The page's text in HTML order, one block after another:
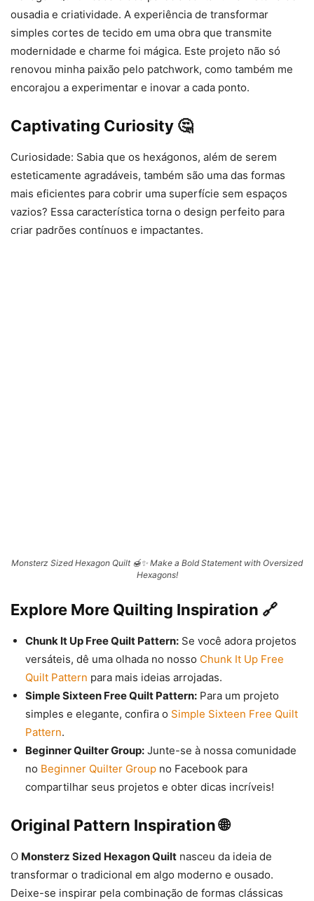
ousadia e criatividade. A experiência de transformar
simples cortes de tecido em uma obra que transmite
modernidade e charme foi mágica. Este projeto não só
renovou minha paixão pelo patchwork, como também me
encorajou a experimentar e inovar a cada ponto.
Captivating Curiosity 🤔
Curiosidade: Sabia que os hexágonos, além de serem
esteticamente agradáveis, também são uma das formas
mais eficientes para cobrir uma superfície sem espaços
vazios? Essa característica torna o design perfeito para
criar padrões contínuos e impactantes.
Monsterz Sized Hexagon Quilt 🍯✨ Make a Bold Statement with Oversized
Hexagons!
Explore More Quilting Inspiration 🔗
Chunk It Up Free Quilt Pattern: Se você adora projetos
versáteis, dê uma olhada no nosso Chunk It Up Free
Quilt Pattern para mais ideias arrojadas.
Simple Sixteen Free Quilt Pattern: Para um projeto
simples e elegante, confira o Simple Sixteen Free Quilt
Pattern.
Beginner Quilter Group: Junte-se à nossa comunidade
no Beginner Quilter Group no Facebook para
compartilhar seus projetos e obter dicas incríveis!
Original Pattern Inspiration 🌐
O Monsterz Sized Hexagon Quilt nasceu da ideia de
transformar o tradicional em algo moderno e ousado.
Deixe-se inspirar pela combinação de formas clássicas